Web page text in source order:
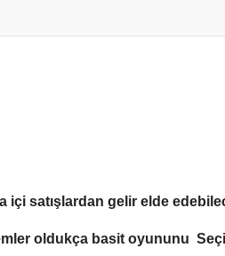
içi satışlardan gelir elde
oldukça basit oyununu